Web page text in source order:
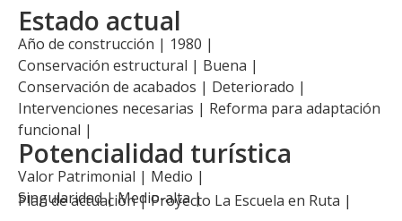
Estado actual
Año de construcción | 1980 |
Conservación estructural | Buena |
Conservación de acabados | Deteriorado |
Intervenciones necesarias | Reforma para adaptación
funcional |
Potencialidad turística
Valor Patrimonial | Medio |
Singularidad | Medio-alta |
Plan de actuación |Proyecto La Escuela en Ruta |